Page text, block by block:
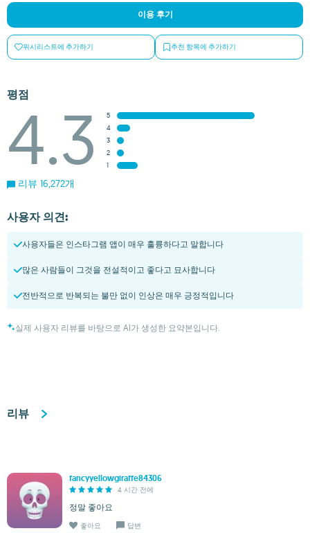
이용 후기
위시리스트에 추가하기 추천 항목에 추가하기
평점
4.3
5
4
3
2
1
리뷰 16,272개
사용자 의견:
사용자들은 인스타그램 앱이 매우 훌륭하다고 말합니다
많은 사람들이 그것을 전설적이고 좋다고 묘사합니다
전반적으로 반복되는 불만 없이 인상은 매우 긍정적입니다
실제 사용자 리뷰를 바탕으로 AI가 생성한 요약본입니다.
리뷰
fancyyellowgiraffe84306
4 시간 전에
정말 좋아요
좋아요 답변